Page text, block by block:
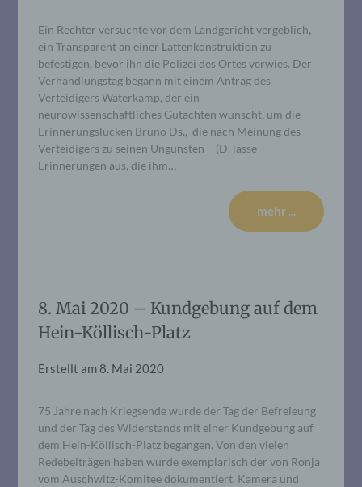
Ein Rechter versuchte vor dem Landgericht vergeblich,
ein Transparent an einer Lattenkonstruktion zu
befestigen, bevor ihn die Polizei des Ortes verwies. Der
Verhandlungstag begann mit einem Antrag des
Verteidigers Waterkamp, der ein
neurowissenschaftliches Gutachten wünscht, um die
Erinnerungslücken Bruno Ds., die nach Meinung des
Verteidigers zu seinen Ungunsten – (D. lasse
Erinnerungen aus, die ihm…
mehr ...
8. Mai 2020 – Kundgebung auf dem
Hein-Köllisch-Platz
Erstellt am8. Mai 2020
75 Jahre nach Kriegsende wurde der Tag der Befreieung
und der Tag des Widerstands mit einer Kundgebung auf
dem Hein-Köllisch-Platz begangen. Von den vielen
Redebeiträgen haben wurde exemplarisch der von Ronja
vom Auschwitz-Komitee dokumentiert. Kamera und